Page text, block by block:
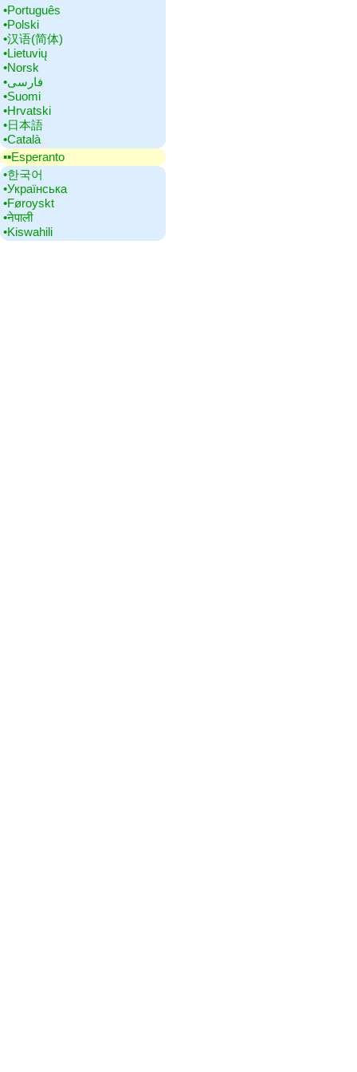
•‎Português
•‎Polski
•‎汉语(简体)
•‎Lietuvių
•‎Norsk
•‎فارسی
•‎Suomi
•‎Hrvatski
•‎日本語
•‎Català
▪▪‎Esperanto
•‎한국어
•‎Українська
•‎Føroyskt
•‎नेपाली
•‎Kiswahili